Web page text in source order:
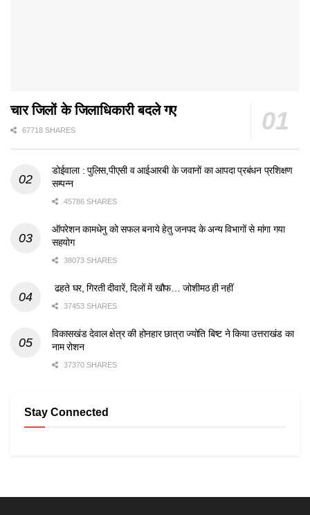
चार जिलों के जिलाधिकारी बदले गए
67718 SHARES
डोईवाला : पुलिस,पीएसी व आईआरबी के जवानों का आपदा प्रबंधन प्रशिक्षण
सम्पन्न
45786 SHARES
ऑपरेशन कामधेनु को सफल बनाये हेतु जनपद के अन्य विभागों से मांगा गया
सहयोग
38073 SHARES
ढहते घर, गिरती दीवारें, दिलों में खौफ… जोशीमठ ही नहीं
37453 SHARES
विकासखंड देवाल क्षेत्र की होनहार छात्रा ज्योति बिष्ट ने किया उत्तराखंड का
नाम रोशन
37370 SHARES
Stay Connected